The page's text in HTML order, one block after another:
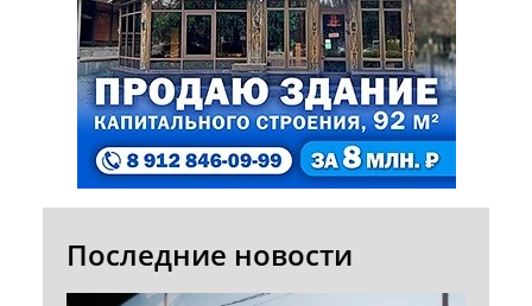
Последние новости